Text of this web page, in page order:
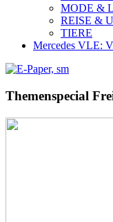
MODE &
REISE &
TIERE
Mercedes VLE:
Themenspecial